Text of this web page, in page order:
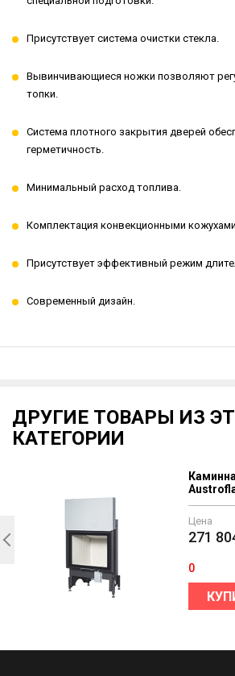
Присутствует система очистки стекла.
Вывинчивающиеся ножки позволяют
топки.
Система плотного закрытия дверей
герметичность.
Минимальный расход топлива.
Комплектация конвекционными
Присутствует эффективный режим
Современный дизайн.
ДРУГИЕ ТОВАРЫ ИЗ
КАТЕГОРИИ
Цена
271
0